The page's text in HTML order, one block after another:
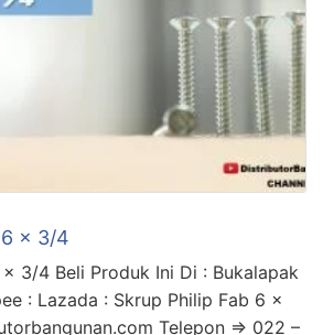
6 x 3/4
3/4 Beli Produk Ini Di : Bukalapak
: Lazada : Skrup Philip Fab 6 x
Telepon => 022 –